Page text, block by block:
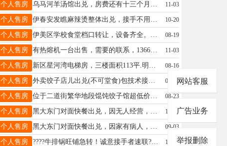
个人售房 乌马河羊汤馆出兑，房费还有十三个月。有意向电话联系18324699052徐女士18324699052 11-03
个人售房 伊春安发瞧麻辣烫整体出兑，接手不用添一分钱，直接就干，6年老店，回头客巨多，外卖，堂食，都很不错，带三个月房租，接手稳赚不赔，在伊春当地有一定知名度，电话17504585551黄先生17504585551 10-20
个人售房 伊美区学校食堂档口转让，设备齐全。联系电话13351384331汪先生17645801311 08-19
个人售房 有热熔机一台出售，需要的联系，13664583939。贾先生13664583939 11-03
个人售房 新区星河湾电梯房，三楼面积113平.明卫精装，近临一中，南北通透采光极好。位置优越。出售。非诚勿扰 联系 18182885998 08-16
个人售房 外卖饺子店儿出兑(不可堂食)包技术接受营业出兑含十三个月房租共2.5w商住都可以屋内精装崔女士15776067018 08-20
个人售房 位于二道街繁华地段馄饨饺子馆超低价出兑，年租金2万五，室内40平米，适合各种经营，室内设备齐全，3台冰箱，新装空调，剩余3个月租金，价格面议.联系只打这个电话14745796272潘兵15145838831 08-23
个人售房 黑大东门对面快餐出兑，因无人经营，设备齐全位置好客源稳定可实地考察，有校园群可送！80平饭口勿扰！13845845058高13845845058 10-21
个人售房 黑大东门对面快餐出兑，因家有病人，无力经营，带一年房租，设备齐全，客源稳定，位置好，门口可摆拍档。有订餐群13万出兑非诚勿扰13845845058高13845845058 09-03
个人售房 ????牛排锅旺铺急转！诚意接手者速联????转让期间正常营业????位置：南苑小区C座，维客道口往西一百米，自带客源基础！????优质配置：店内面积[70多㎡]，桌椅、后厨设备（含专业牛排烹饪器具、冰柜等）一应俱全，接手即可营业，省去装修采购成本！????经营无忧：成熟运营模式，牛排锅配方独特，回头客众多，经营数据亮眼！⏰转让原因：因个人发展规划调整，忍痛割爱，低价急转！⚠️特别说明：仅接待诚意转让客户，打听价、闲聊者勿扰！具体转让费用面议，欢迎实地考察！????联系电话：18845851209微信同号错过再无！抓住商机，开启你的财富之路！罗女士18845851209 10-20
网站客服
广告业务
举报删除